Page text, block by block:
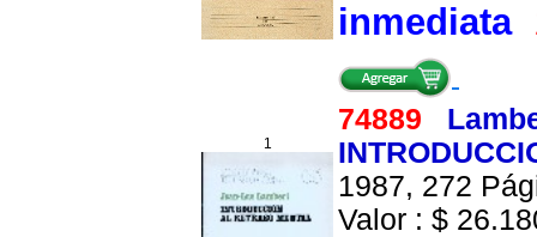
inmediata
1
74889
1987, 272
Valor : $